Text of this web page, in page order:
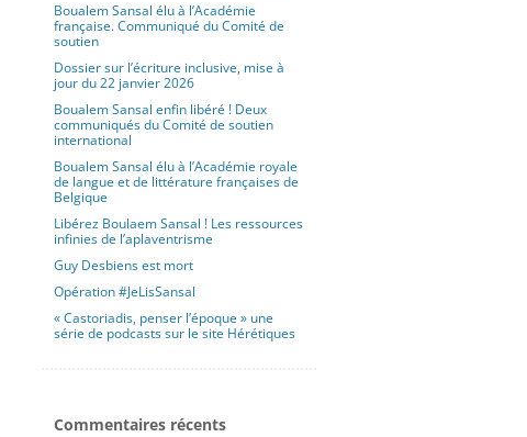
Boualem Sansal élu à l’Académie
française. Communiqué du Comité de
soutien
Dossier sur l’écriture inclusive, mise à
jour du 22 janvier 2026
Boualem Sansal enfin libéré ! Deux
communiqués du Comité de soutien
international
Boualem Sansal élu à l’Académie royale
de langue et de littérature françaises de
Belgique
Libérez Boulaem Sansal ! Les ressources
infinies de l’aplaventrisme
Guy Desbiens est mort
Opération #JeLisSansal
« Castoriadis, penser l’époque » une
série de podcasts sur le site Hérétiques
Commentaires récents